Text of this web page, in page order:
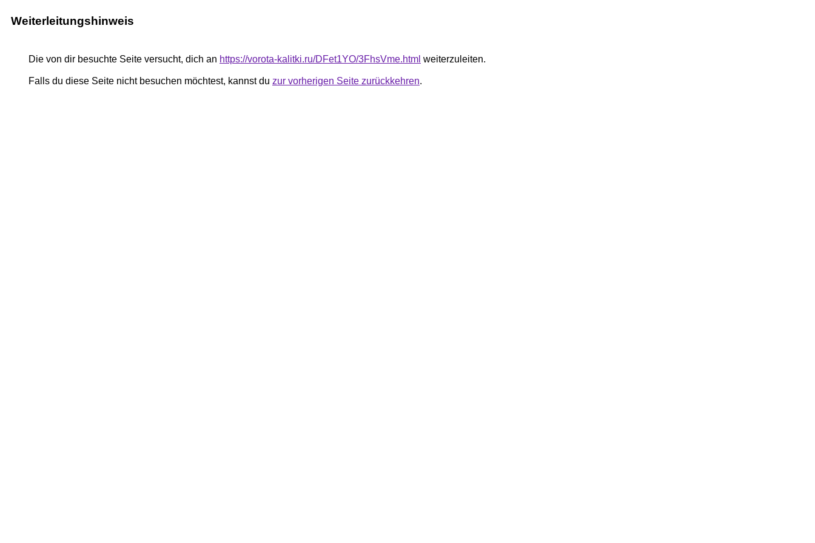
Weiterleitungshinweis
Die von dir besuchte Seite versucht, dich an https://vorota-kalitki.ru/DFet1YO/3FhsVme.html weiterzuleiten.
Falls du diese Seite nicht besuchen möchtest, kannst du zur vorherigen Seite zurückkehren.